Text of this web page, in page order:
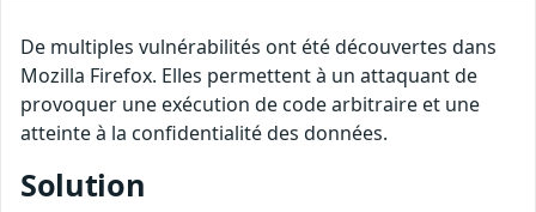
De multiples vulnérabilités ont été découvertes dans
Mozilla Firefox. Elles permettent à un attaquant de
provoquer une exécution de code arbitraire et une
atteinte à la confidentialité des données.
Solution